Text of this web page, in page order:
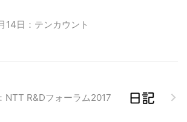
す． 一
誠凛＆海
． D賞 小
14日：テンカウント
NTT R&Dフォーラム2017